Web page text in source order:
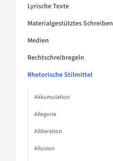
Lyrische Texte
Materialgestütztes Schreiben
Medien
Rechtschreibregeln
Rhetorische Stilmittel
Akkumulation
Allegorie
Alliteration
Allusion